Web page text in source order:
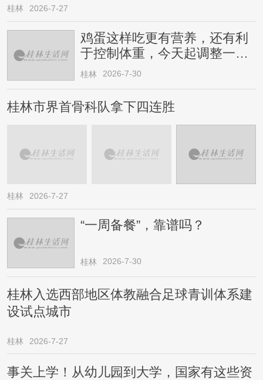
桂林 2026-7-27
鸡蛋这样吃更有营养，还有利
于控制体重，今天起调整一下
→
桂林 2026-7-30
桂林市界首骨科队拿下四连胜
桂林 2026-7-27
“一周备餐”，靠谱吗？
桂林 2026-7-30
桂林入选西部地区体教融合足球青训体系建
设试点城市
桂林 2026-7-27
事关上学！从幼儿园到大学，国家有这些资